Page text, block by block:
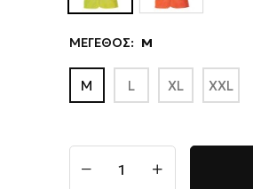
ΜΕΓΕΘΟΣ: M
M L XL XXL